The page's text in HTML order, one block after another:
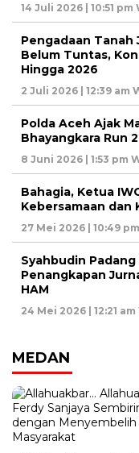
14 Juli 2026 | 10:51 pm
Pengadaan Tanah
Belum Tuntas,
Hingga 2026
2 Juli 2026 | 12:39 am
Polda Aceh Ajak
Bhayangkara Run
8 Juni 2026 | 1:53 pm
Bahagia, Ketua
Kebersamaan dan
27 Mei 2026 | 10:49
Syahbudin Padang
Penangkapan
HAM
24 Mei 2026 | 12:21 am
MEDAN